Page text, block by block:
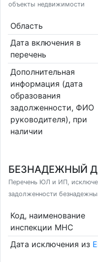
объекты недвижимости
Область
Дата включения в
перечень
Дополнительная
информация (дата
образования
задолженности, ФИО
руководителя), при
наличии
БЕЗНАДЕЖНЫЙ
Перечень ЮЛ и ИП,
задолженности
Код, наименование
инспекции МНС
Дата исключения из